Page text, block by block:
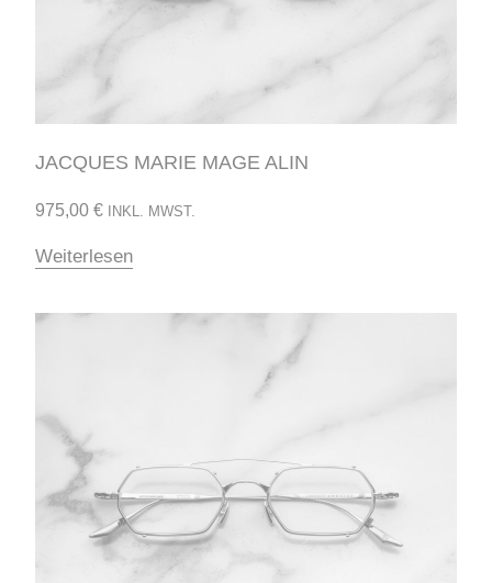
JACQUES MARIE MAGE ALIN
975,00 € INKL. MWST.
Weiterlesen